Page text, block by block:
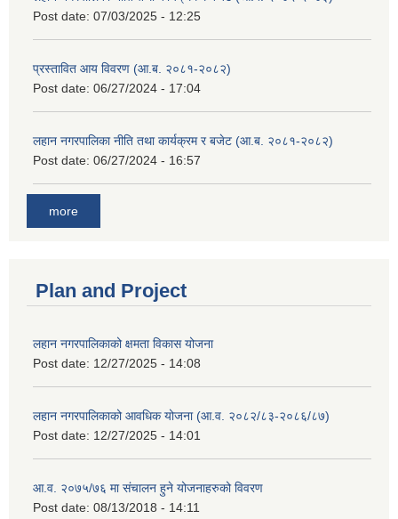
Post date: 07/03/2025 - 12:25
प्रस्तावित आय विवरण (आ.ब. २०८१-२०८२)
Post date: 06/27/2024 - 17:04
लहान नगरपालिका नीति तथा कार्यक्रम र बजेट (आ.ब. २०८१-२०८२)
Post date: 06/27/2024 - 16:57
more
Plan and Project
लहान नगरपालिकाको क्षमता विकास योजना
Post date: 12/27/2025 - 14:08
लहान नगरपालिकाको आवधिक योजना (आ.व. २०८२/८३-२०८६/८७)
Post date: 12/27/2025 - 14:01
आ.व. २०७५/७६ मा संचालन हुने योजनाहरुको विवरण
Post date: 08/13/2018 - 14:11